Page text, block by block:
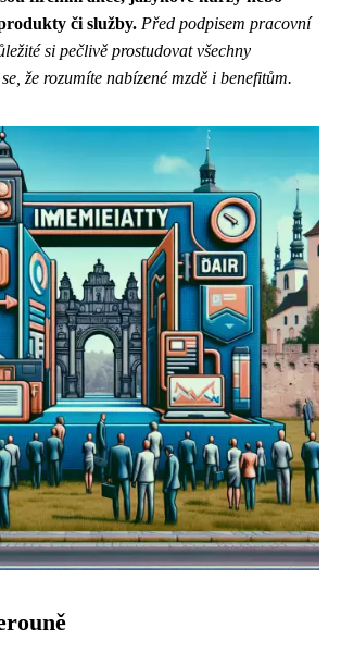
či služby. Před podpisem pracovní
si pečlivě prostudovat všechny
že rozumíte nabízené mzdě i benefitům.